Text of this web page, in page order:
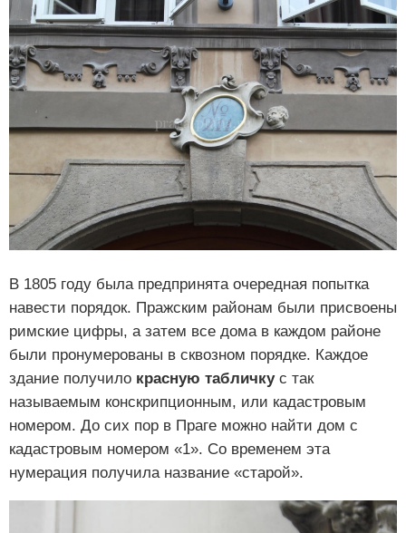
В 1805 году была предпринята очередная попытка
навести порядок. Пражским районам были присвоены
римские цифры, а затем все дома в каждом районе
были пронумерованы в сквозном порядке. Каждое
здание получило красную табличкус так
называемым конскрипционным, или кадастровым
номером. До сих пор в Праге можно найти дом с
кадастровым номером «1». Со временем эта
нумерация получила название «старой».